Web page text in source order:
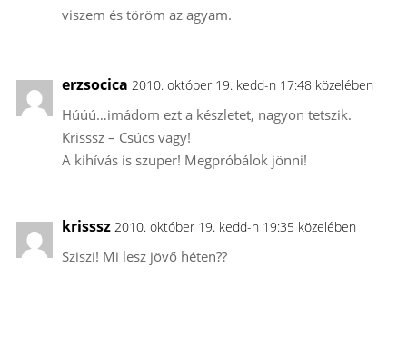
viszem és töröm az agyam.
erzsocica 2010. október 19. kedd-n 17:48 közelében
Húúú…imádom ezt a készletet, nagyon tetszik.
Krisssz – Csúcs vagy!
A kihívás is szuper! Megpróbálok jönni!
krisssz 2010. október 19. kedd-n 19:35 közelében
Sziszi! Mi lesz jövő héten??